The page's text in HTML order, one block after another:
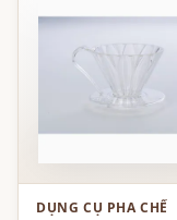
DỤNG CỤ PHA CHẾ